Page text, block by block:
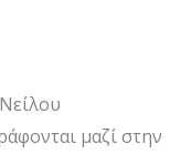
μαζί στην